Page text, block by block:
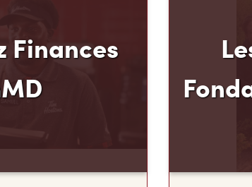
Finances